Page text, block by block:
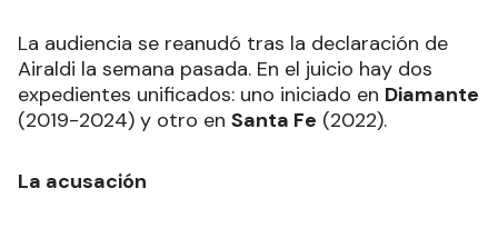
La audiencia se reanudó tras la declaración de
Airaldi la semana pasada. En el juicio hay dos
expedientes unificados: uno iniciado en Diamante
(2019-2024) y otro en Santa Fe (2022).
La acusación